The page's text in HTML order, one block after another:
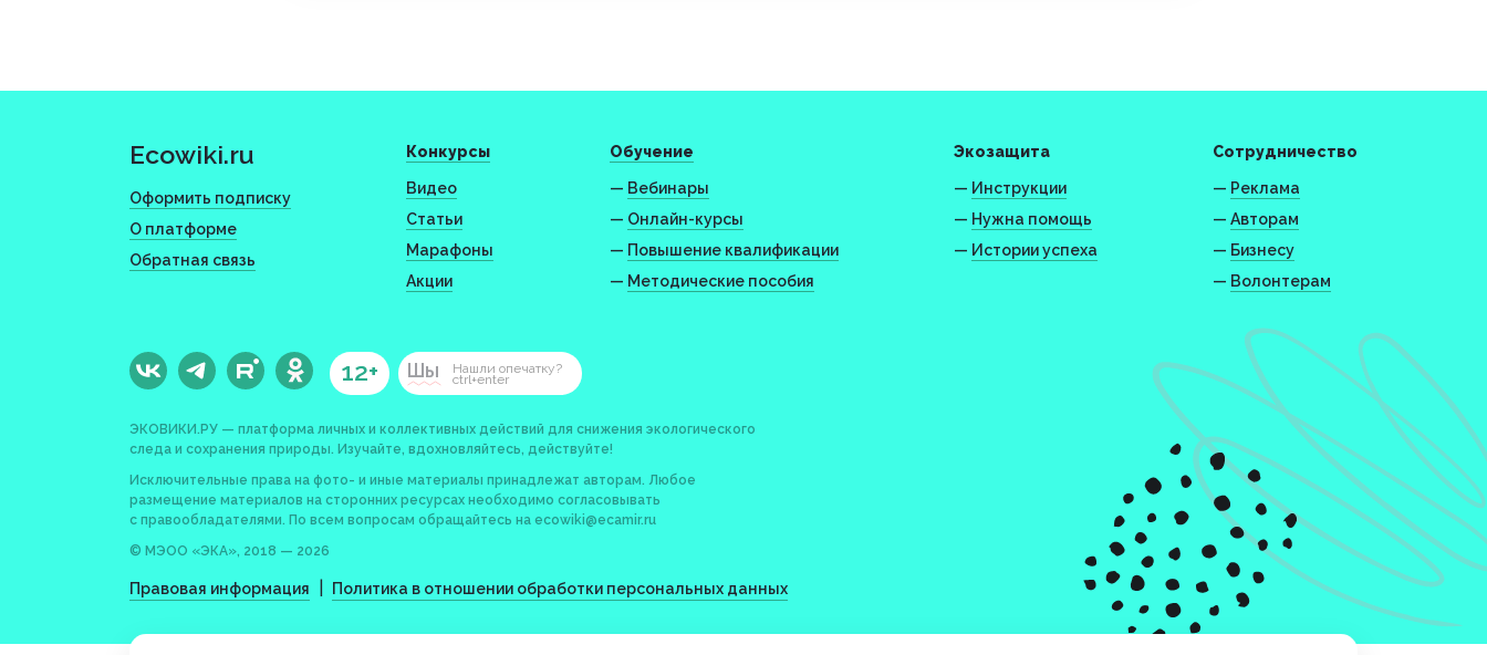
Ecowiki.ru
Оформить подписку
О платформе
Обратная связь
Конкурсы
Видео
Статьи
Марафоны
Акции
Обучение
— Вебинары
— Онлайн-курсы
— Повышение квалификации
— Методические пособия
Экозащита
— Инструкции
— Нужна помощь
— Истории успеха
Сотрудничество
— Реклама
— Авторам
— Бизнесу
— Волонтерам
12+ Шы Нашли опечатку?
ctrl+enter
ЭКОВИКИ.РУ — платформа личных и коллективных действий для снижения экологического
следа и сохранения природы. Изучайте, вдохновляйтесь, действуйте!
Исключительные права на фото- и иные материалы принадлежат авторам. Любое
размещение материалов на сторонних ресурсах необходимо согласовывать
с правообладателями. По всем вопросам обращайтесь на ecowiki@ecamir.ru
© МЭОО «ЭКА», 2018 — 2026
Правовая информация Политика в отношении обработки персональных данных